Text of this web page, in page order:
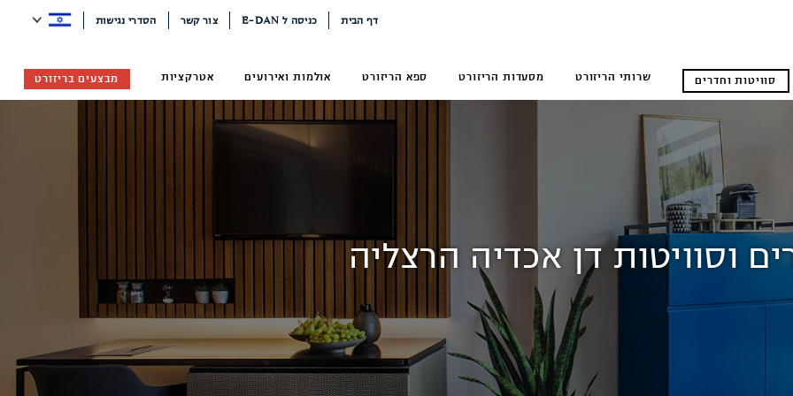
דף הבית כניסה ל E-DAN צור קשר הסדרי נגישות
סוויטות וחדרים שרותי הריזורט מסעדות הריזורט ספא הריזורט אולמות ואירועים אטרקציות מבצעים בריזורט
וסוויטות דן אכדיה הרצליה